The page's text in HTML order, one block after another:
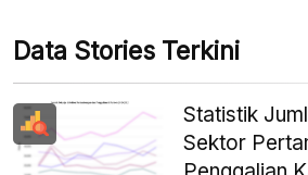
Data Stories Terkini
Statistik
Sektor